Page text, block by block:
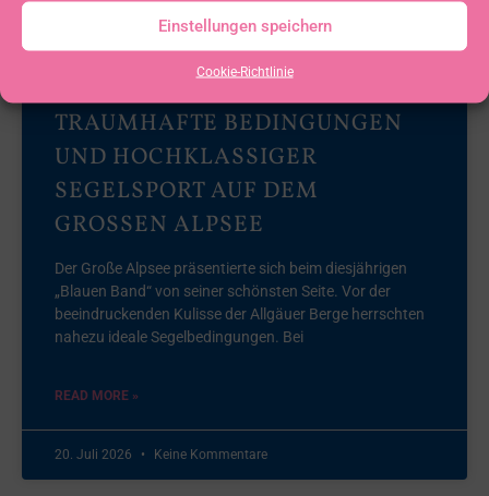
Einstellungen speichern
Cookie-Richtlinie
TRAUMHAFTE BEDINGUNGEN
UND HOCHKLASSIGER
SEGELSPORT AUF DEM
GROSSEN ALPSEE
Der Große Alpsee präsentierte sich beim diesjährigen
„Blauen Band“ von seiner schönsten Seite. Vor der
beeindruckenden Kulisse der Allgäuer Berge herrschten
nahezu ideale Segelbedingungen. Bei
READ MORE »
20. Juli 2026 Keine Kommentare